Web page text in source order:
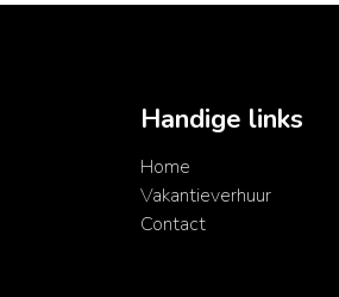
Handige links
Home
Vakantieverhuur
Contact